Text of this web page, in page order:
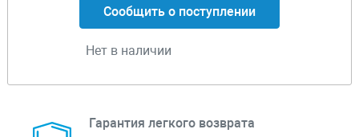
Сообщить о поступлении
Нет в наличии
Гарантия легкого возврата